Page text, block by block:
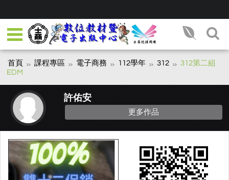
首頁 課程專區 電子商務 112學年 312
312第二組
EDM
許佑安
更多作品